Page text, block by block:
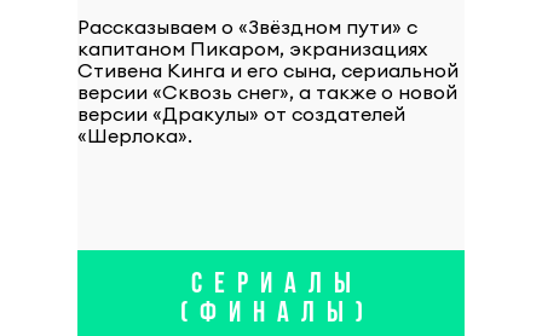
Рассказываем о «Звёздном пути» с
капитаном Пикаром, экранизациях
Стивена Кинга и его сына, сериальной
версии «Сквозь снег», а также о новой
версии «Дракулы» от создателей
«Шерлока».
СЕРИАЛЫ
(ФИНАЛЫ)